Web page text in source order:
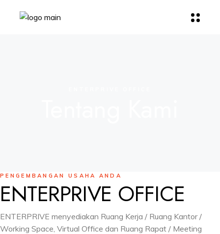
PENGEMBANGAN USAHA ANDA
ENTERPRIVE OFFICE
ENTERPRIVE menyediakan Ruang Kerja / Ruang Kantor /
Working Space, Virtual Office dan Ruang Rapat / Meeting